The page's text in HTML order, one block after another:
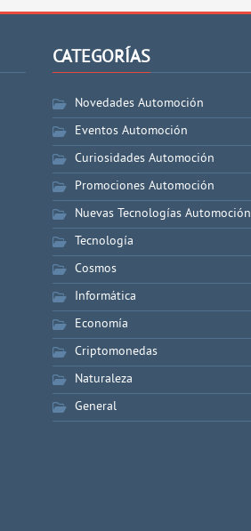
CATEGORÍAS
Novedades Automoción
Eventos Automoción
Curiosidades Automoción
Promociones Automoción
Nuevas Tecnologías Automoción
Tecnología
Cosmos
Informática
Economía
Criptomonedas
Naturaleza
General